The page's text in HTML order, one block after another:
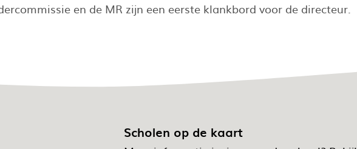
en de MR zijn een eerste klankbord voor de directeur.
Scholen op de kaart